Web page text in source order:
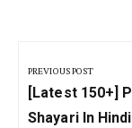
PREVIOUS POST
Previous
Post:
[Latest 150+]
Shayari In